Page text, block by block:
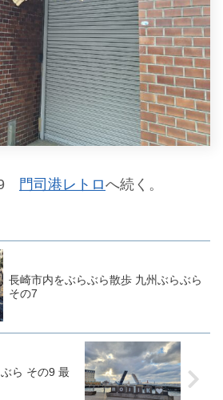
9 門司港レトロへ続く。
長崎市内をぶらぶら散歩 九州ぶらぶら
その7
ら その9 最